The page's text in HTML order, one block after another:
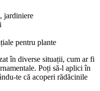
jardiniere
pentru plante
în diverse situații, cum ar fi
Poți să-l aplici în
te că acoperi rădăcinile